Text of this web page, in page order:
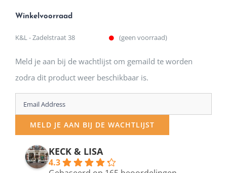
Winkelvoorraad
K&L - Zadelstraat 38 (geen voorraad)
Meld je aan bij de wachtlijst om gemaild te worden
zodra dit product weer beschikbaar is.
Enter
your
email
address
MELD JE AAN BIJ DE WACHTLIJST
KECK & LISA
4.3